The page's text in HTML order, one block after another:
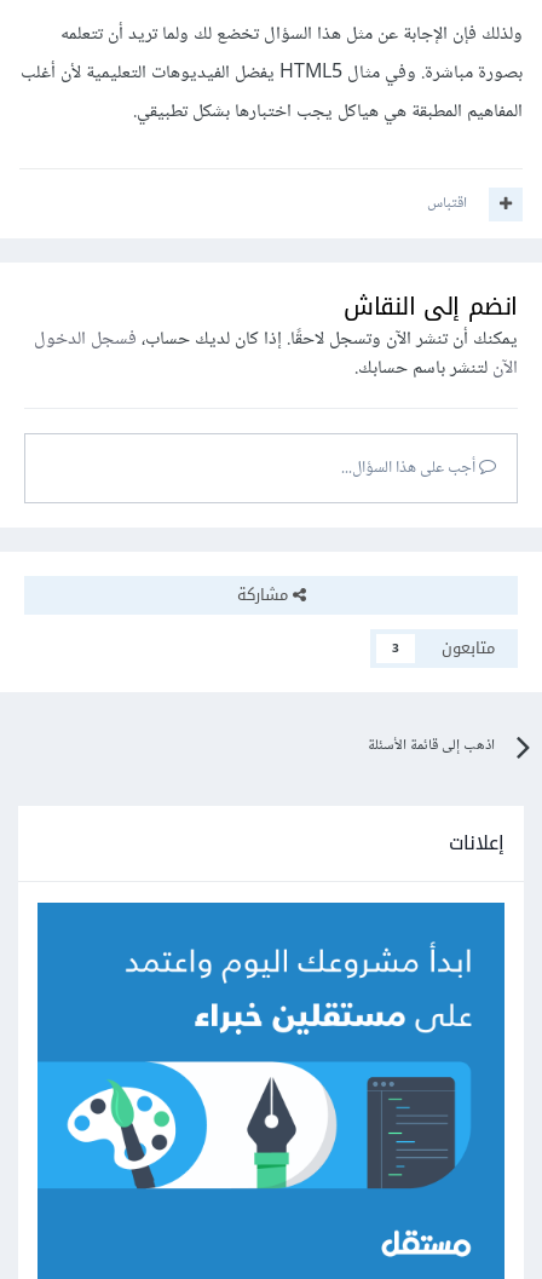
ولذلك فإن الإجابة عن مثل هذا السؤال تخضع لك ولما تريد أن تتعلمه
بصورة مباشرة. وفي مثال HTML5 يفضل الفيديوهات التعليمية لأن أغلب
المفاهيم المطبقة هي هياكل يجب اختبارها بشكل تطبيقي.
اقتباس
انضم إلى النقاش
يمكنك أن تنشر الآن وتسجل لاحقًا. إذا كان لديك حساب،فسجل الدخول
الآنلتنشر باسم حسابك.
أجب على هذا السؤال...
مشاركة
متابعون
3
اذهب إلى قائمة الأسئلة
إعلانات